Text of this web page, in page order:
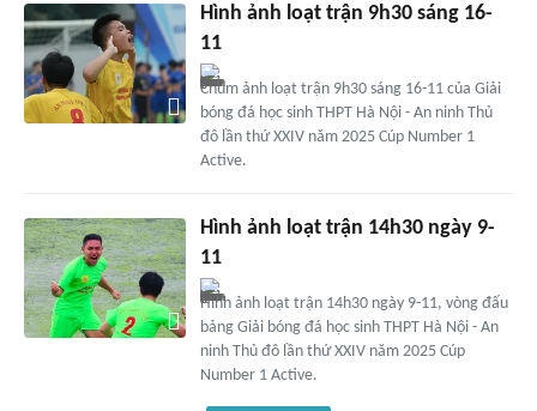
Hình ảnh loạt trận 9h30 sáng 16-
11
Chùm ảnh loạt trận 9h30 sáng 16-11 của Giải
bóng đá học sinh THPT Hà Nội - An ninh Thủ
đô lần thứ XXIV năm 2025 Cúp Number 1
Active.
Hình ảnh loạt trận 14h30 ngày 9-
11
Hình ảnh loạt trận 14h30 ngày 9-11, vòng đấu
bảng Giải bóng đá học sinh THPT Hà Nội - An
ninh Thủ đô lần thứ XXIV năm 2025 Cúp
Number 1 Active.